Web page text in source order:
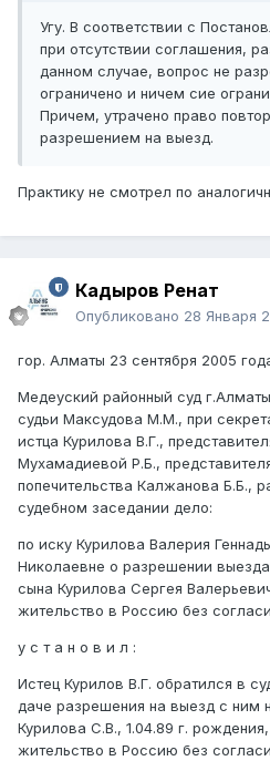
Угу. В соответствии с
при отсутствии соглашения,
данном случае, вопрос не
ограничено и ничем сие
Причем, утрачено право
разрешением на выезд.
Практику не смотрел по
Кадыров Ренат
Опубликовано 28 Января
гор. Алматы 23 сентября 2005
Медеуский районный суд
судьи Максудова М.М., при
истца Курилова В.Г.,
Мухамадиевой Р.Б.,
попечительства Калжанова Б.Б.,
судебном заседании дело:
по иску Курилова Валерия
Николаевне о разрешении
сына Курилова Сергея
жительство в Россию без
у с т а н о в и л :
Истец Курилов В.Г. обратился в
даче разрешения на выезд с ним
Курилова С.В., 1.04.89 г.
жительство в Россию без